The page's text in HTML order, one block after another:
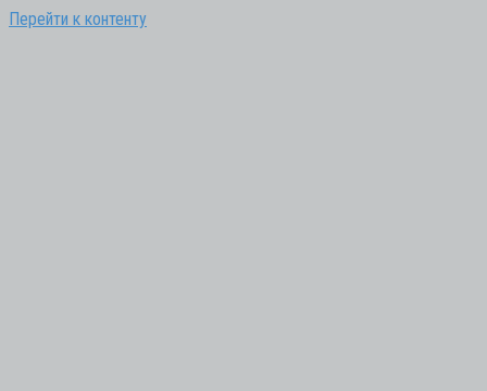
Перейти к контенту